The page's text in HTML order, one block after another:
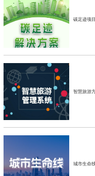
碳足迹项
智慧旅游
城市生命